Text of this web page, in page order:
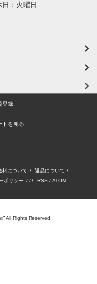
日：火曜日
登録
トを見る
料について / 返品について /
ポリシー / / / RSS / ATOM
All Rights Reserved.